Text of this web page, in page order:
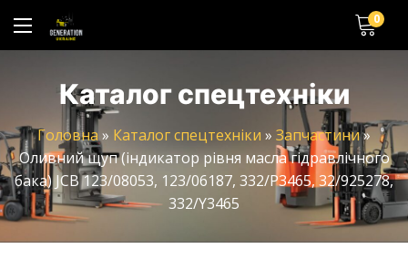
0
Каталог спецтехніки
Головна » Каталог спецтехніки » Запчастини»
Оливний щуп (індикатор рівня масла гідравлічного
бака) JCB 123/08053, 123/06187, 332/P3465, 32/925278,
332/Y3465